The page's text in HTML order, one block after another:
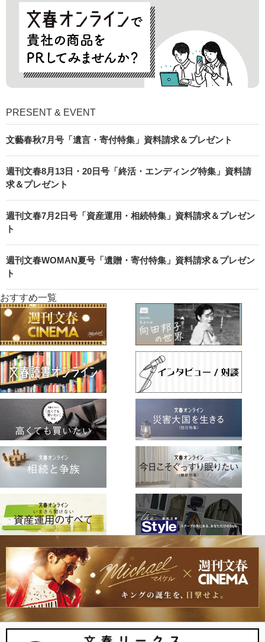
PRESENT & EVENT
文藝春秋7月号「遺言・寄付特集」資料請求＆プレゼント
週刊文春8月13日・20日号「終活・エンディング特集」資料請
求＆プレゼント
週刊文春7月2日号「資産運用・相続特集」資料請求＆プレゼン
ト
週刊文春WOMAN夏号「遺贈・寄付特集」資料請求＆プレゼン
ト
おすすめ一覧